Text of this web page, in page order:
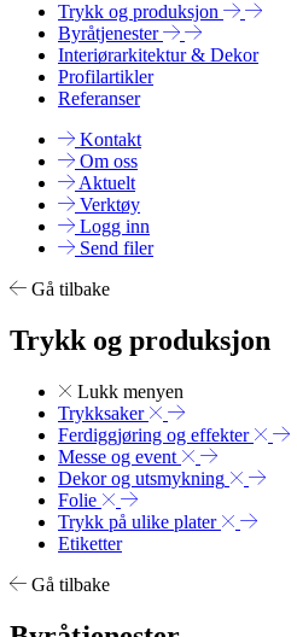
Trykk og produksjon
Byråtjenester
Interiørarkitektur & Dekor
Profilartikler
Referanser
Kontakt
Om oss
Aktuelt
Verktøy
Logg inn
Send filer
Gå tilbake
Trykk og produksjon
Lukk menyen
Trykksaker
Ferdiggjøring og effekter
Messe og event
Dekor og utsmykning
Folie
Trykk på ulike plater
Etiketter
Gå tilbake